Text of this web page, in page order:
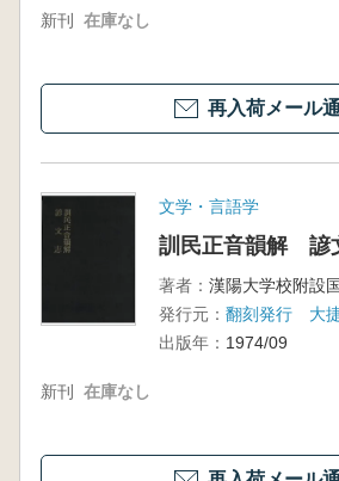
新刊 在庫なし
再入荷メール
文学・言語学
訓民正音韻解 諺
著者： 漢陽大学校附設
発行元： 翻刻発行 大
出版年： 1974/09
新刊 在庫なし